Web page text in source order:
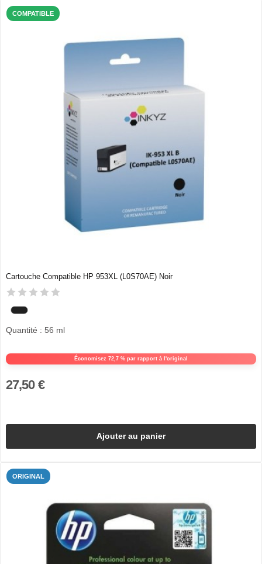
COMPATIBLE
Cartouche Compatible HP 953XL (L0S70AE) Noir
Économisez 72,7 % par rapport à l'original
Quantité : 56 ml
27,50 €
Ajouter au panier
ORIGINAL